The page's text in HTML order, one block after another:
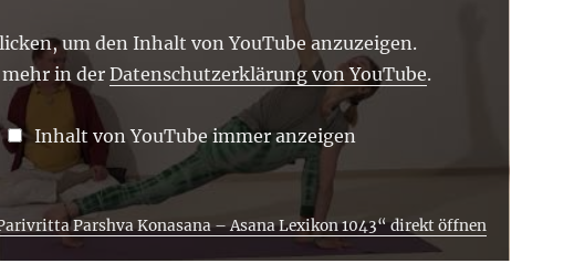
um den Inhalt von YouTube anzuzeigen.
in derDatenschutzerklärung von YouTube.
Inhalt von YouTube immer anzeigen
Parshva Konasana – Asana Lexikon 1043“ direkt öffnen